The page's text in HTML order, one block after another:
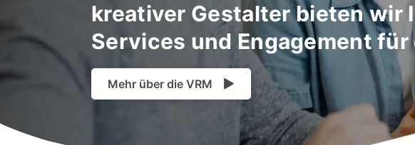
kreativer Gestalter bieten wir
Services und Engagement für
Mehr über die VRM